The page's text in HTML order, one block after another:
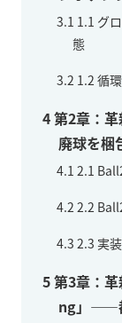
3.1 1.1 グ
態
3.2 1.2 循
4第2章：
廃球を梱
4.1 2.1
4.2 2.2
4.3 2.3 実
5第3章：
ng」——